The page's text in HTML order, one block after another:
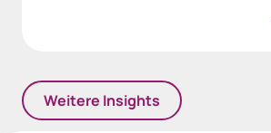
Weitere Insights